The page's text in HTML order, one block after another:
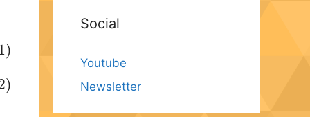
Social
Youtube
Newsletter